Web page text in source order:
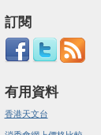
訂閱
有用資料
香港天文台